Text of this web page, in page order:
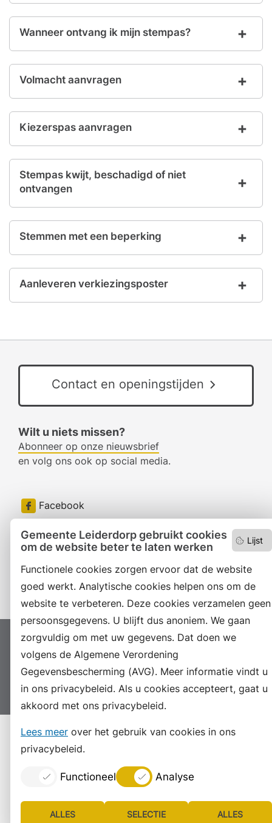
Lijst
Gemeente Leiderdorp gebruikt cookies
om de website beter te laten werken
Functionele cookies zorgen ervoor dat de website
goed werkt. Analytische cookies helpen ons om de
website te verbeteren. Deze cookies verzamelen geen
persoonsgegevens. U blijft dus anoniem. We gaan
zorgvuldig om met uw gegevens. Dat doen we
volgens de Algemene Verordening
Gegevensbescherming (AVG). Meer informatie vindt u
in ons privacybeleid. Als u cookies accepteert, gaat u
akkoord met ons privacybeleid.
Lees meer over het gebruik van cookies in ons
privacybeleid.
Functioneel Analyse
ALLES
SELECTIE
ALLES
Wanneer ontvang ik mijn stempas?
Volmacht aanvragen
Kiezerspas aanvragen
Stempas kwijt, beschadigd of niet
ontvangen
Stemmen met een beperking
Aanleveren verkiezingsposter
Contact en openingstijden
Wilt u niets missen?
Abonneer op onze nieuwsbrief
en volg ons ook op social media.
Facebook
RSS
LinkedIn
Instagram
Proclaimer Colofon
Toegankelijkheid
Sitemap
Privacyverklaring
Servicenormen
Suggesties
Archief Vacatures